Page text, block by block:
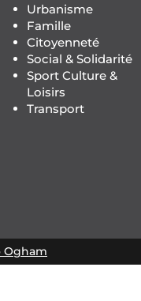
Urbanisme
Famille
Citoyenneté
Social & Solidarité
Sport Culture &
Loisirs
Transport
Ogham